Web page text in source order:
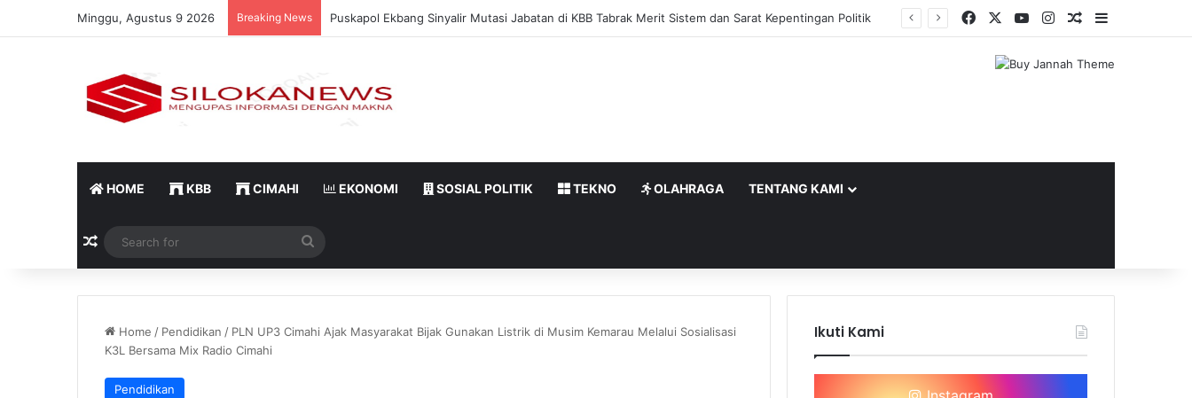
Minggu, Agustus 9 2026 Breaking News Puskapol Ekbang Sinyalir Mutasi Jabatan di KBB Tabrak Merit Sistem dan Sarat Kepentingan Politik FacebookYouTubeInstagramRandom Article
Sidebar
HOME KBB CIMAHI EKONOMI SOSIAL POLITIK TEKNO OLAHRAGA TENTANG KAMI
Random Article
for
Home / Pendidikan / PLN UP3 Cimahi Ajak Masyarakat Bijak Gunakan Listrik di Musim Kemarau Melalui Sosialisasi
K3L Bersama Mix Radio Cimahi
Pendidikan
Ikuti Kami